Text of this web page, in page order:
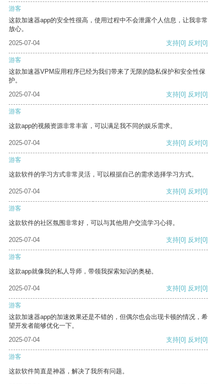
游客
这款加速器app的安全性很高，使用过程中不会泄露个人信息，让我非常
放心。
2025-07-04
支持[0] 反对[0]
游客
这款加速器VPM应用程序已经为我们带来了无限的隐私保护和安全性保
护。
2025-07-04
支持[0] 反对[0]
游客
这款app的视频资源非常丰富，可以满足我不同的娱乐需求。
2025-07-04 支持[0] 反对[0]
游客
这款软件的学习方式非常灵活，可以根据自己的需求选择学习方式。
2025-07-04 支持[0] 反对[0]
游客
这款软件的社区氛围非常好，可以与其他用户交流学习心得。
2025-07-04 支持[0] 反对[0]
游客
这款app就像我的私人导师，带领我探索知识的奥秘。
2025-07-04 支持[0] 反对[0]
游客
这款加速器app的加速效果还是不错的，但偶尔也会出现卡顿的情况，希
望开发者能够优化一下。
2025-07-04
支持[0] 反对[0]
游客
这款软件简直是神器，解决了我所有问题。